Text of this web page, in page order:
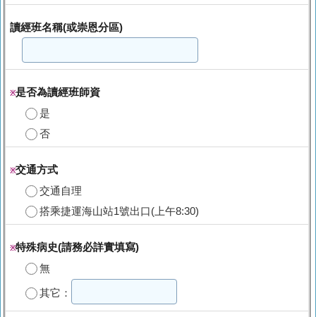
讀經班名稱(或崇恩分區)
※是否為讀經班師資
是
否
※交通方式
交通自理
搭乘捷運海山站1號出口(上午8:30)
※特殊病史(請務必詳實填寫)
無
其它：